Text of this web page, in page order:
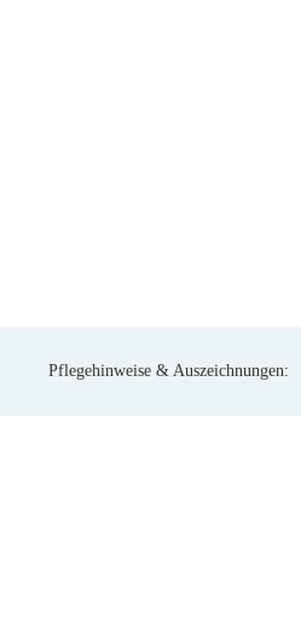
Pflegehinweise & Auszeichnungen: